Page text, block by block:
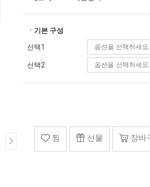
ㆍ기본 구성
선택1
선택2
찜 선물 장바